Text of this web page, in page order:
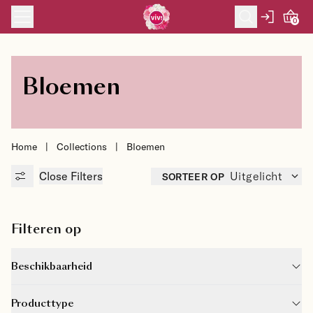
Skip to content
0
Bloemen
Home | Collections | Bloemen
Close Filters SORTEER OP Uitgelicht
Filteren op
Beschikbaarheid
Producttype